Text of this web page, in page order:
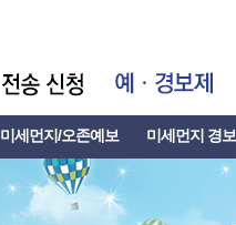
미세먼지/오존예보 미세먼지 경보